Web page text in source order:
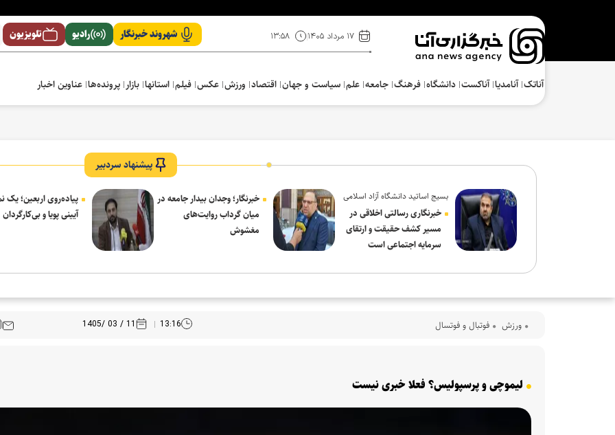
۱۷ مرداد ۱۴۰۵ ۱۳:۵۸ شهروند خبرنگار رادیو تلویزیون
آناتک آنامدیا آناکست دانشگاه فرهنگ‌ جامعه علم سیاست و جهان اقتصاد ورزش عکس فیلم استانها بازار پرونده‌ها عناوین اخبار
پیشنهاد سردبیر
بسیج اساتید دانشگاه آزاد اسلامی
در پیام روز خبرنگار:
خبرنگاری رسالتی اخلاقی در
مسیر کشف حقیقت و ارتقای
سرمایه اجتماعی است
خبرنگار؛ وجدان بیدار جامعه در
میان گرداب روایت‌های
مغشوش
پیاده‌روی اربعین؛ یک
آیینی پویا و بی‌کارگردان
ورزش فوتبال و فوتسال 13:16
11 / 03 /1405
لیموچی و پرسپولیس؟ فعلا خبری نیست